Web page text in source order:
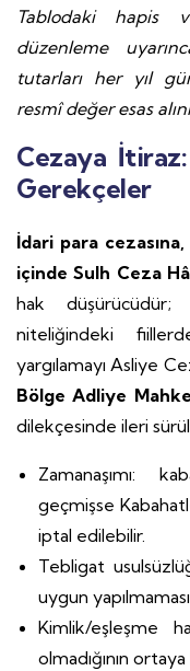
Tablodaki hapis
düzenleme
tutarları her yıl
resmî değer esas
Cezaya
Gerekçeler
İdari para
içinde Sulh Ceza
hak düşürücüdür;
niteliğindeki
yargılamayı Asliye
Bölge Adliye
dilekçesinde ileri
Zamanaşımı:
geçmişse
iptal edilebilir.
Tebligat
uygun
Kimlik/eşleşme
olmadığının ortaya